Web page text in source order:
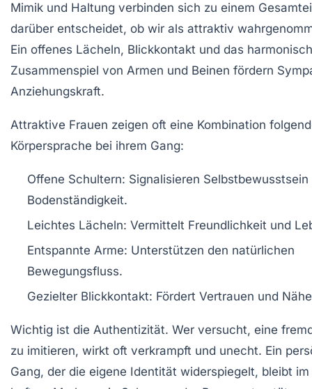
Mimik und Haltung verbinden sich zu einem
darüber entscheidet, ob wir als attraktiv
Ein offenes Lächeln, Blickkontakt und das
Zusammenspiel von Armen und Beinen fördern
Anziehungskraft.
Attraktive Frauen zeigen oft eine Kombination
Körpersprache bei ihrem Gang:
Offene Schultern: Signalisieren Selbstbewusstsein
Bodenständigkeit.
Leichtes Lächeln: Vermittelt Freundlichkeit und
Entspannte Arme: Unterstützen den natürlichen
Bewegungsfluss.
Gezielter Blickkontakt: Fördert Vertrauen und
Wichtig ist die Authentizität. Wer versucht, eine
zu imitieren, wirkt oft verkrampft und unecht. Ein
Gang, der die eigene Identität widerspiegelt, bleibt